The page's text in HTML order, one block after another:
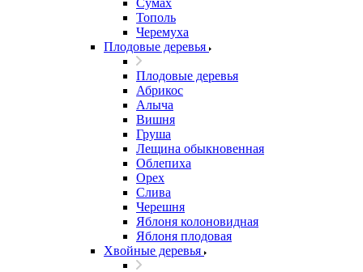
Сумах
Тополь
Черемуха
Плодовые деревья
Плодовые деревья
Абрикос
Алыча
Вишня
Груша
Лещина обыкновенная
Облепиха
Орех
Слива
Черешня
Яблоня колоновидная
Яблоня плодовая
Хвойные деревья